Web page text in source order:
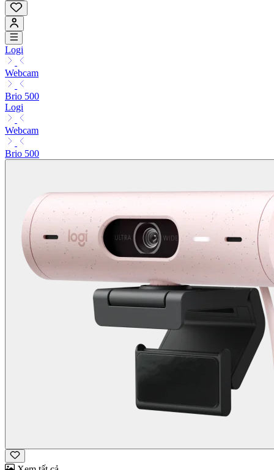
Logi
Webcam
Brio 500
Logi
Webcam
Brio 500